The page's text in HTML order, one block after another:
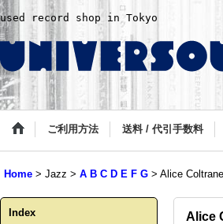
used record shop in Tokyo
ご利用方法 送料 / 代引手数料
Home > Jazz > A B C D E F G > Alice
Index Alice